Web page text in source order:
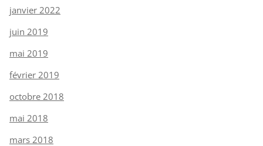
janvier 2022
juin 2019
mai 2019
février 2019
octobre 2018
mai 2018
mars 2018